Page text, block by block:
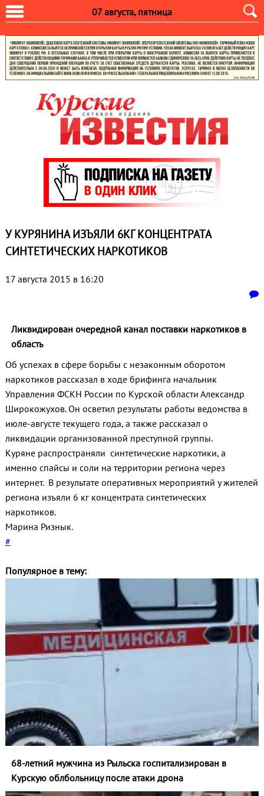
07 августа, пятница
У КУРЯНИНА ИЗЪЯЛИ 6КГ КОНЦЕНТРАТА
СИНТЕТИЧЕСКИХ НАРКОТИКОВ
17 августа 2015 в 16:20
Ликвидирован очередной канал поставки наркотиков в
область
Об успехах в сфере борьбы с незаконным оборотом
наркотиков рассказал в ходе брифинга начальник
Управления ФСКН России по Курской области Александр
Широкожухов. Он осветил результаты работы ведомства в
июле-августе текущего года, а также рассказал о
ликвидации организованной преступной группы.
Куряне распространяли синтетические наркотики, а
именно спайсы и соли на территории региона через
интернет. В результате оперативных мероприятий у жителей
региона изъяли 6 кг концентрата синтетических
наркотиков.
Марина Ризнык.
#
Популярное в тему:
68-летний мужчина из Рыльска госпитализирован в
Курскую облбольницу после атаки дрона